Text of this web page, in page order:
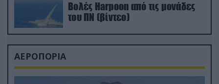
Βολές Harpoon από τις μονάδες
του ΠΝ (βίντεο)
ΑΕΡΟΠΟΡΙΑ